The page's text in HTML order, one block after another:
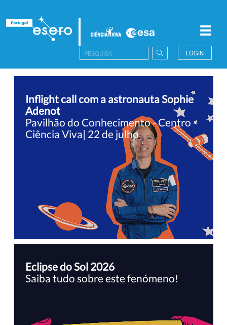
LOGIN
Inflight call com a astronauta Sophie
Adenot
Pavilhão do Conhecimento - Centro
Ciência Viva| 22 de julho
Eclipse do Sol 2026
Saiba tudo sobre este fenómeno!